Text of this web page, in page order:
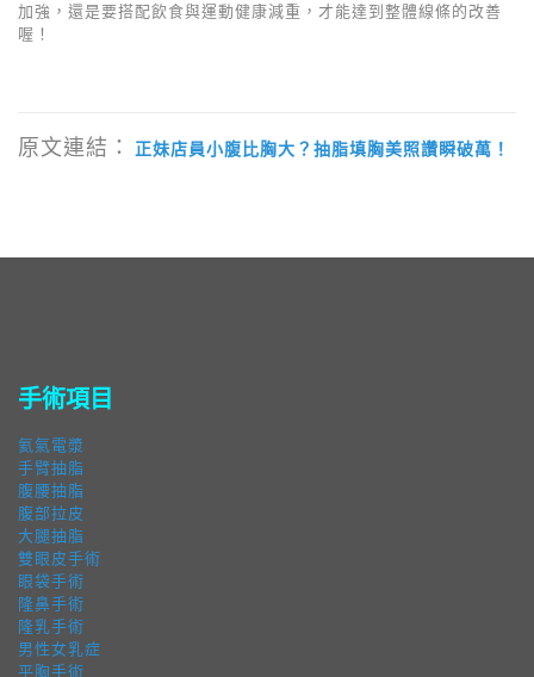
加強，還是要搭配飲食與運動健康減重，才能達到整體線條的改善
喔！
原文連結： 正妹店員小腹比胸大？抽脂填胸美照讚瞬破萬！
手術項目
氦氣電漿
手臂抽脂
腹腰抽脂
腹部拉皮
大腿抽脂
雙眼皮手術
眼袋手術
隆鼻手術
隆乳手術
男性女乳症
平胸手術